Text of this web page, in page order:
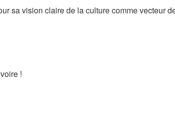
sa vision claire de la culture comme vecteur
!